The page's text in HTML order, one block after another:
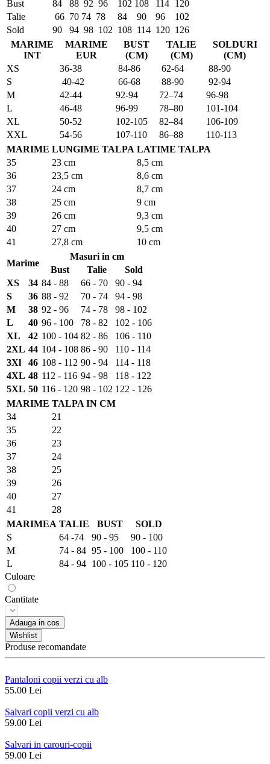
Bust 84 88 92 96 102 108 114 120
Talie
66 70 74 78 84 90 96
102
Sold
90 94 98 102 108 114 120 126
MARIME
INT
MARIME
EUR
BUST
(CM)
TALIE
(CM)
SOLDURI
(CM)
XS
36-38 84-86 62-64
88-90
S
40-42 66-68 88-90
92-94
M
42-44 92-94 72–74
96-98
L
46-48 96-99 78–80
101-104
XL
50-52 102-105 82–84
106-109
XXL
54-56 107-110 86–88
110-113
MARIME LUNGIME TALPA LATIME TALPA
35
23 cm
8,5 cm
36
23,5 cm
8,6 cm
37
24 cm
8,7 cm
38
25 cm
9 cm
39
26 cm
9,3 cm
40
27 cm
9,5 cm
41
27,8 cm 10 cm
Marime
Masuri in cm
Bust
Talie
Sold
XS
34 84 - 88 66 - 70
90 - 94
S
36 88 - 92 70 - 74
94 - 98
M
38 92 - 96 74 - 78
98 - 102
L
40 96 - 100 78 - 82
102 - 106
XL
42 100 - 104 82 - 86
106 - 110
2XL 44 104 - 108 86 - 90
110 - 114
3Xl
46 108 - 112 90 - 94
114 - 118
4XL 48 112 - 116 94 - 98
118 - 122
5XL 50 116 - 120 98 - 102 122 - 126
MARIME TALPA IN CM
34
21
35
22
36
23
37
24
38
25
39
26
40
27
41
28
MARIMEA TALIE BUST
SOLD
S
64 -74 90 - 95
90 - 100
M
74 - 84 95 - 100
100 - 110
L
84 - 94 100 - 105 110 - 120
Culoare
Cantitate
Adauga in cos
Wishlist
Produse recomandate
Pantaloni copii verzi cu alb
55.00 Lei
Salvari copii verzi cu alb
59.00 Lei
Salvari in carouri-copii
59.00 Lei